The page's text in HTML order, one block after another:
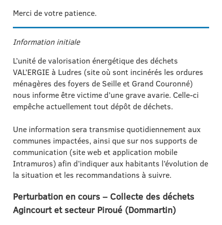
Merci de votre patience.
Information initiale
L’unité de valorisation énergétique des déchets
VAL’ERGIE à Ludres (site où sont incinérés les ordures
ménagères des foyers de Seille et Grand Couronné)
nous informe être victime d’une grave avarie. Celle-ci
empêche actuellement tout dépôt de déchets.
Une information sera transmise quotidiennement aux
communes impactées, ainsi que sur nos supports de
communication (site web et application mobile
Intramuros) afin d’indiquer aux habitants l’évolution de
la situation et les recommandations à suivre.
Perturbation en cours – Collecte des déchets
Agincourt et secteur Piroué (Dommartin)